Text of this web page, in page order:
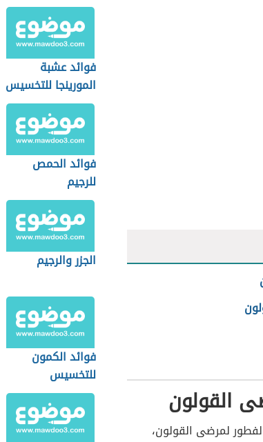
القولون
لمرضى القولون،
فوائد عشبة
المورينجا للتخسيس
فوائد الحمص
للرجيم
الجزر والرجيم
فوائد الكمون
للتخسيس